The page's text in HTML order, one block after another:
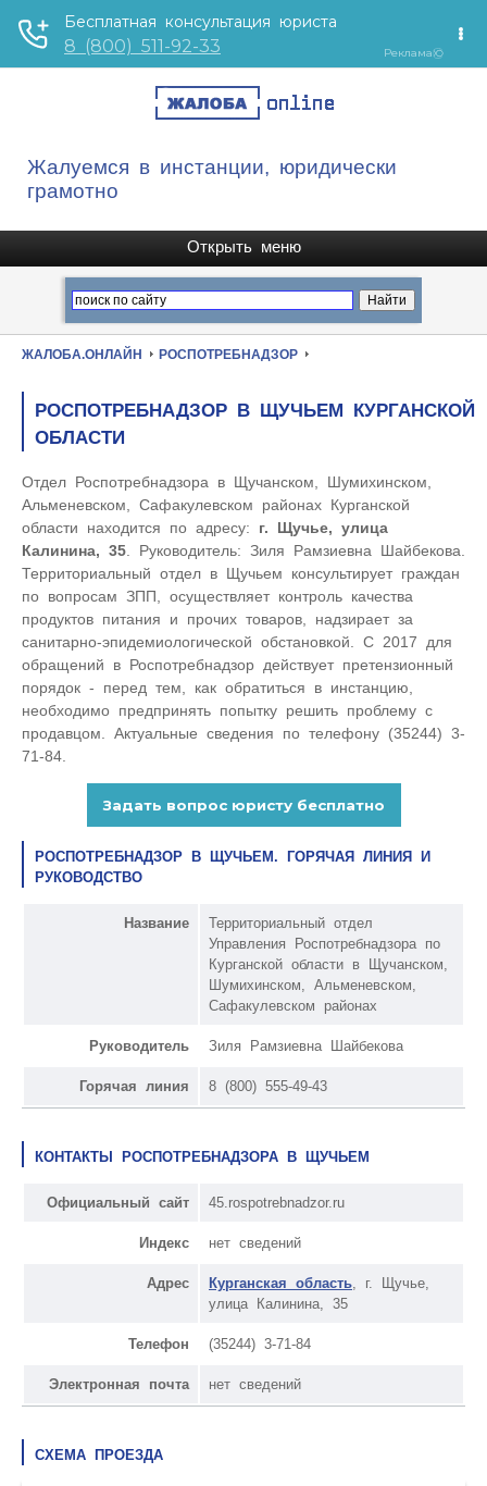
Жалуемся в инстанции, юридически
грамотно
ЖАЛОБА.ОНЛАЙН РОСПОТРЕБНАДЗОР
РОСПОТРЕБНАДЗОР В ЩУЧЬЕМ КУРГАНСКОЙ
ОБЛАСТИ
Отдел Роспотребнадзора в Щучанском, Шумихинском,
Альменевском, Сафакулевском районах Курганской
области находится по адресу: г. Щучье, улица
Калинина, 35 . Руководитель: Зиля Рамзиевна Шайбекова.
Территориальный отдел в Щучьем консультирует граждан
по вопросам ЗПП, осуществляет контроль качества
продуктов питания и прочих товаров, надзирает за
санитарно-эпидемиологической обстановкой. С 2017 для
обращений в Роспотребнадзор действует претензионный
порядок - перед тем, как обратиться в инстанцию,
необходимо предпринять попытку решить проблему с
продавцом. Актуальные сведения по телефону (35244) 3-
71-84.
РОСПОТРЕБНАДЗОР В ЩУЧЬЕМ. ГОРЯЧАЯ ЛИНИЯ И
РУКОВОДСТВО
Название
Территориальный отдел
Управления Роспотребнадзора по
Курганской области в Щучанском,
Шумихинском, Альменевском,
Сафакулевском районах
Руководитель Зиля Рамзиевна Шайбекова
Горячая линия 8 (800) 555-49-43
КОНТАКТЫ РОСПОТРЕБНАДЗОРА В ЩУЧЬЕМ
Официальный сайт 45.rospotrebnadzor.ru
Индекс нет сведений
Адрес Курганская область , г. Щучье,
улица Калинина, 35
Телефон (35244) 3-71-84
Электронная почта нет сведений
СХЕМА ПРОЕЗДА